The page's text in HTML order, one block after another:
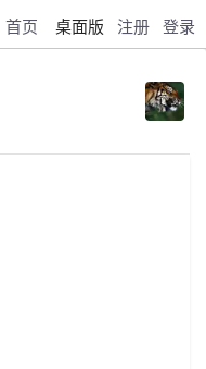
首页 桌面版 注册 登录